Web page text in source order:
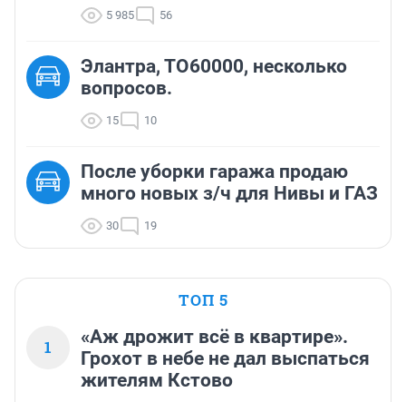
5 985 56
Элантра, ТО60000, несколько
вопросов.
15 10
После уборки гаража продаю
много новых з/ч для Нивы и ГАЗ
30 19
ТОП 5
1
«Аж дрожит всё в квартире».
Грохот в небе не дал выспаться
жителям Кстово